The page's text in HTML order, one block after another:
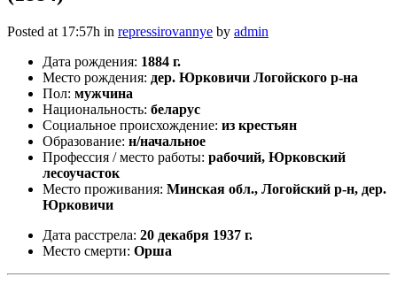
Posted at 17:57h in repressirovannye by admin
Дата рождения: 1884 г.
Место рождения: дер. Юрковичи Логойского р-на
Пол: мужчина
Национальность: беларус
Социальное происхождение: из крестьян
Образование: н/начальное
Профессия / место работы: рабочий, Юрковский
лесоучасток
Место проживания: Минская обл., Логойский р-н, дер.
Юрковичи
Дата расстрела: 20 декабря 1937 г.
Место смерти: Орша